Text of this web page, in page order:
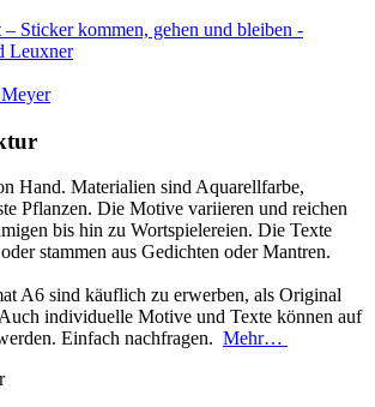
Hand. Materialien sind Aquarellfarbe,
Pflanzen. Die Motive variieren und reichen
bis hin zu Wortspielereien. Die Texte
stammen aus Gedichten oder Mantren.
A6 sind käuflich zu erwerben, als Original
individuelle Motive und Texte können auf
Einfach nachfragen. Mehr…